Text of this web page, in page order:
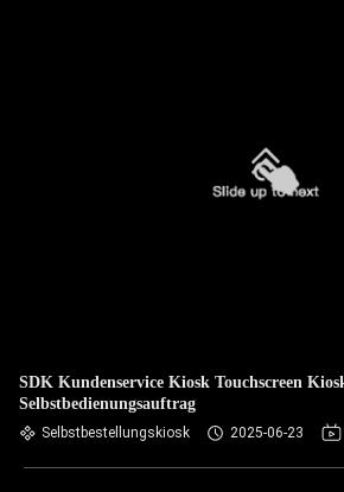
SDK Kundenservice Kiosk Touchscreen
Selbstbedienungsauftrag
Selbstbestellungskiosk 2025-06-23